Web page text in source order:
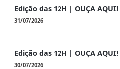
Edição das 12H | OUÇA AQUI!
31/07/2026
Edição das 12H | OUÇA AQUI!
30/07/2026